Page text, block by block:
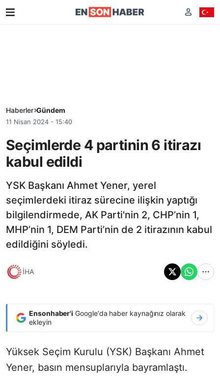
Haberler Gündem
11 Nisan 2024 - 15:40
Seçimlerde 4 partinin 6 itirazı
kabul edildi
YSK Başkanı Ahmet Yener, yerel
seçimlerdeki itiraz sürecine ilişkin yaptığı
bilgilendirmede, AK Parti'nin 2, CHP’nin 1,
MHP’nin 1, DEM Parti’nin de 2 itirazının kabul
edildiğini söyledi.
İHA
Ensonhaber'i Google'da haber kaynağınız olarak
ekleyin
Yüksek Seçim Kurulu (YSK) Başkanı Ahmet
Yener, basın mensuplarıyla bayramlaştı.